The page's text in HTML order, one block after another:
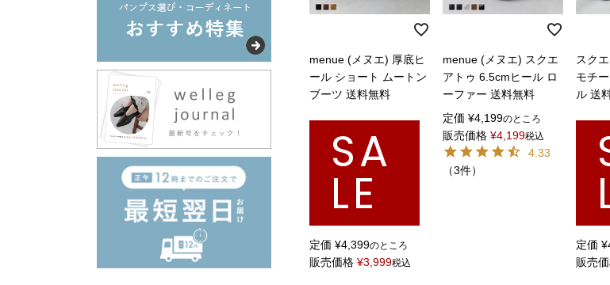
menue (メヌエ) 厚底ヒ
ール ショート ムートン
ブーツ 送料無料
SA
LE
定価 ¥4,399のところ
販売価格 ¥3,999税込
menue (メヌエ) スクエ
アトゥ 6.5cmヒール ロ
ーファー 送料無料
定価 ¥4,199のところ
販売価格 ¥4,199税込
4.33
（3件）
スク
モチ
ル 送
定価 ¥
販売